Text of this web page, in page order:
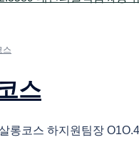
스
스
롱코스 하지원팀장